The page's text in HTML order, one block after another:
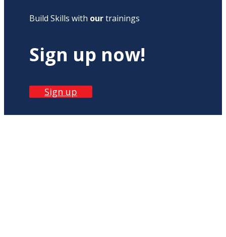
Build Skills with ourtrainings
Sign up now!
Sign up